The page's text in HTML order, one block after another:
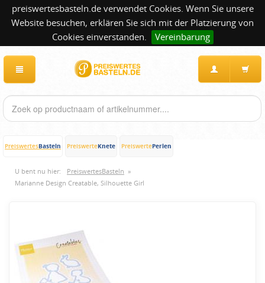
preiswertesbasteln.de verwendet Cookies. Wenn Sie unsere
Website besuchen, erklären Sie sich mit der Platzierung von
Cookies einverstanden.
Vereinbarung
PreiswertesBasteln PreiswerteKnete PreiswertePerlen
U bent nu hier: PreiswertesBasteln »
Marianne Design Creatable, Silhouette Girl